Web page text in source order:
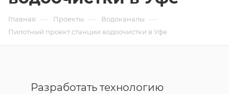
Главная — Проекты — Водоканалы —
Пилотный проект станции водоочистки в Уфе
Разработать технологию